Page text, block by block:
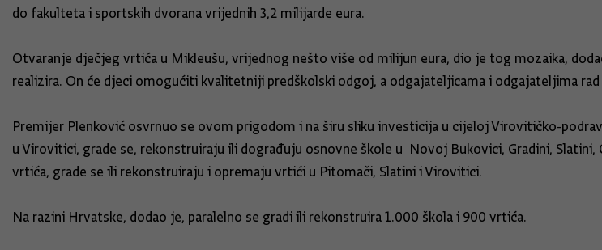
do fakulteta i sportskih dvorana vrijednih 3,2 milijarde eura.
Otvaranje dječjeg vrtića u Mikleušu, vrijednog nešto više od milijun eura, dio je tog mozaika,
realizira. On će djeci omogućiti kvalitetniji predškolski odgoj, a odgajateljicama i odgajateljima
Premijer Plenković osvrnuo se ovom prigodom i na širu sliku investicija u cijeloj Virovitičko-
u Virovitici, grade se, rekonstruiraju ili dograđuju osnovne škole u Novoj Bukovici, Gradini,
vrtića, grade se ili rekonstruiraju i opremaju vrtići u Pitomači, Slatini i Virovitici.
Na razini Hrvatske, dodao je, paralelno se gradi ili rekonstruira 1.000 škola i 900 vrtića.